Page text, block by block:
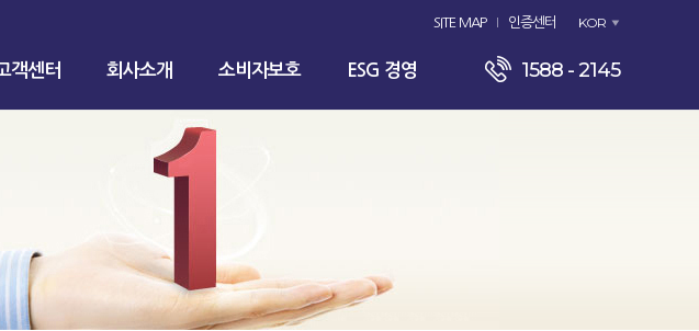
SITE MAP 인증센터 KOR
객센터 회사소개 소비자보호 ESG 경영 1588 - 2145